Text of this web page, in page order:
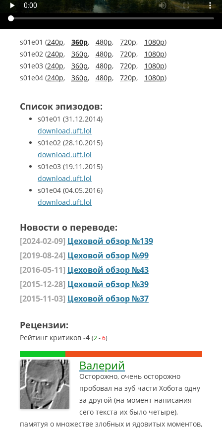
s01e01 (240p, 360p, 480p, 720p, 1080p)
s01e02 (240p, 360p, 480p, 720p, 1080p)
s01e03 (240p, 360p, 480p, 720p, 1080p)
s01e04 (240p, 360p, 480p, 720p, 1080p)
Список эпизодов:
s01e01 (31.12.2014)
download.uft.lol
s01e02 (28.10.2015)
download.uft.lol
s01e03 (19.11.2015)
download.uft.lol
s01e04 (04.05.2016)
download.uft.lol
Новости о переводе:
[2024-02-09] Цеховой обзор №139
[2019-08-24] Цеховой обзор №99
[2016-05-11] Цеховой обзор №43
[2015-12-28] Цеховой обзор №39
[2015-11-03] Цеховой обзор №37
Рецензии:
Рейтинг критиков -4 (2 -6)
Валерий
Осторожно, очень осторожно
пробовал на зуб части Хобота одну
за другой (на момент написания
сего текста их было четыре),
памятуя о множестве злобных и ядовитых моментов,